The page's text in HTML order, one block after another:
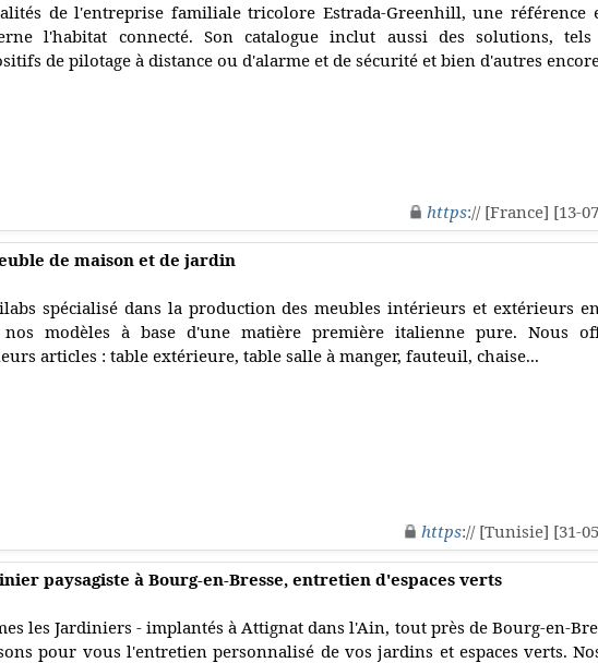
de l'entreprise familiale tricolore Estrada-Greenhill, une référence
l'habitat connecté. Son catalogue inclut aussi des solutions,
de pilotage à distance ou d'alarme et de sécurité et bien d'autres
https:// [France] [13-
de maison et de jardin
spécialisé dans la production des meubles intérieurs et extérieurs
modèles à base d'une matière première italienne pure. Nous
articles : table extérieure, table salle à manger, fauteuil, chaise...
https:// [Tunisie] [31-
paysagiste à Bourg-en-Bresse, entretien d'espaces verts
les Jardiniers - implantés à Attignat dans l'Ain, tout près de Bourg-en-
pour vous l'entretien personnalisé de vos jardins et espaces verts.